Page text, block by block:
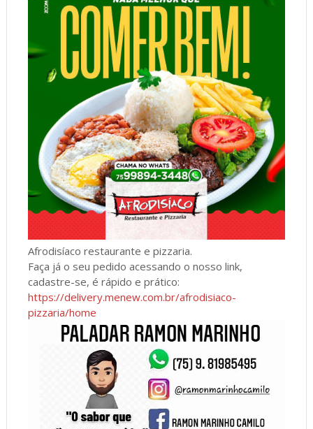
Afrodisíaco restaurante e pizzaria.
Faça já o seu pedido acessando o nosso link,
cadastre-se, é rápido e prático:
https://delivery.menew.com.br/afrodisiaco-
pizzaria/home